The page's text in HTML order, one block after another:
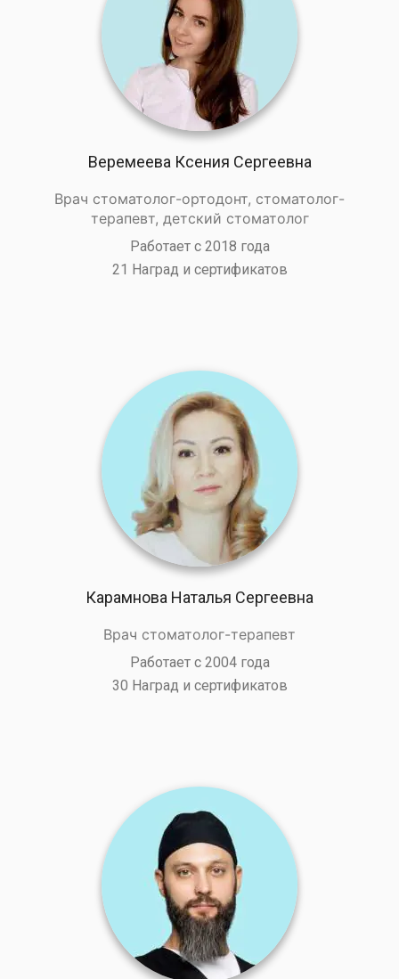
Веремеева Ксения Сергеевна
Врач стоматолог-ортодонт, стоматолог-
терапевт, детский стоматолог
Работает с 2018 года
21 Наград и сертификатов
Карамнова Наталья Сергеевна
Врач стоматолог-терапевт
Работает с 2004 года
30 Наград и сертификатов